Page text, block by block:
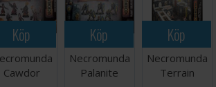
Köp
Cawdor
Köp
Necromunda
Palanite
Köp
Necromunda
Terrain